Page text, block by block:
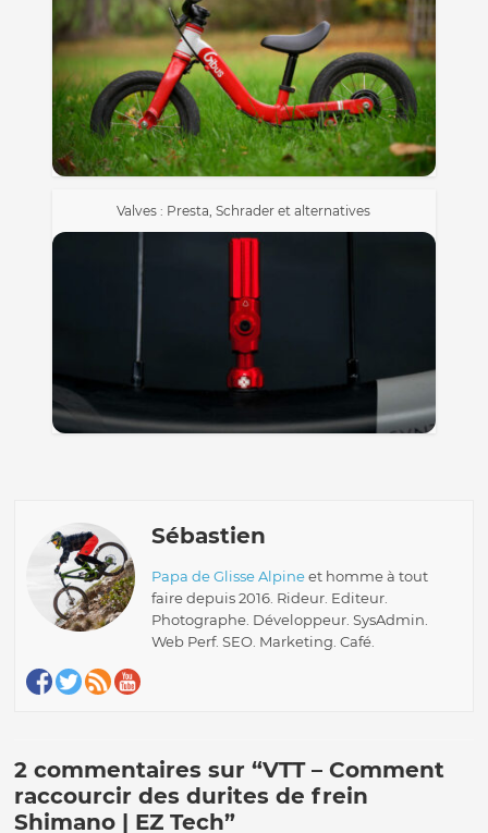
Valves : Presta, Schrader et alternatives
Sébastien
Papa de Glisse Alpineet homme à tout
faire depuis 2016. Rideur. Editeur.
Photographe. Développeur. SysAdmin.
Web Perf. SEO. Marketing. Café.
2 commentaires sur “VTT – Comment
raccourcir des durites de frein
Shimano | EZ Tech”